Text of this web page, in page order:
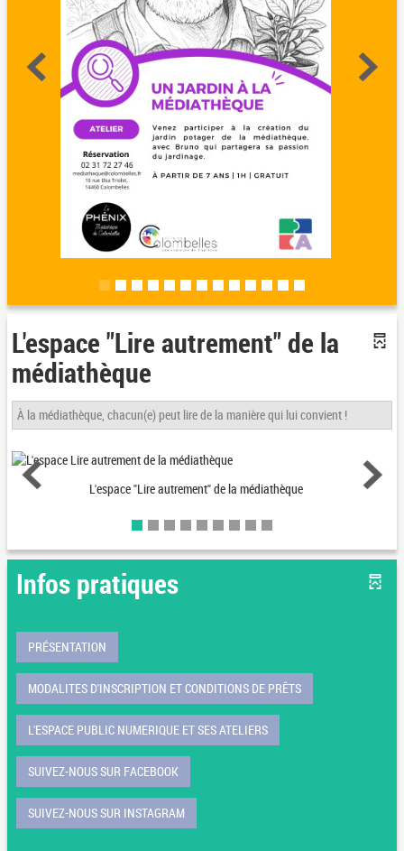
L'espace "Lire autrement" de la
médiathèque
À la médiathèque, chacun(e) peut lire de la manière qui lui convient !
L'espace "Lire autrement" de la médiathèque
Infos pratiques
PRÉSENTATION
MODALITES D'INSCRIPTION ET CONDITIONS DE PRÊTS
L'ESPACE PUBLIC NUMERIQUE ET SES ATELIERS
SUIVEZ-NOUS SUR FACEBOOK
SUIVEZ-NOUS SUR INSTAGRAM